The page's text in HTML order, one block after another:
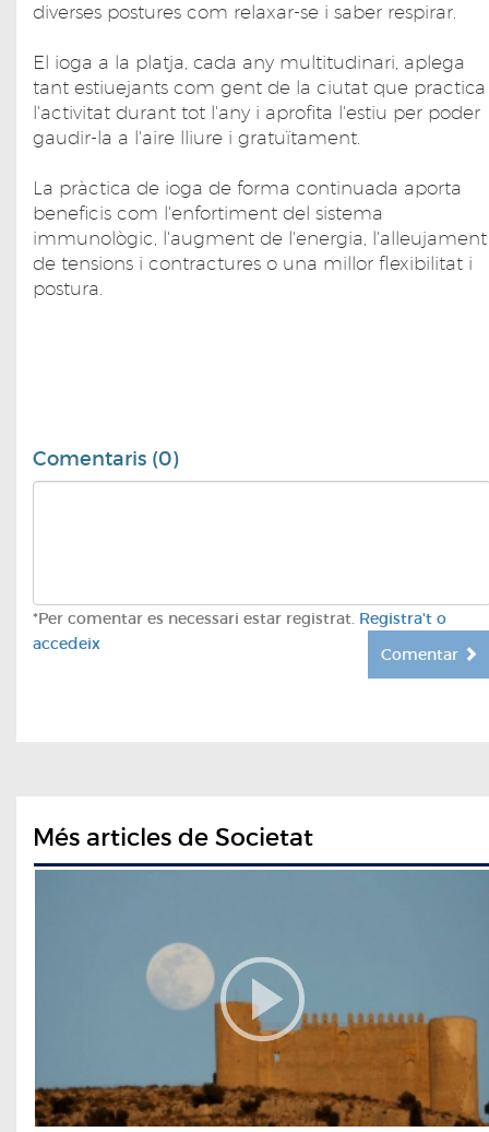
diverses postures com relaxar-se i saber respirar.
El ioga a la platja, cada any multitudinari, aplega
tant estiuejants com gent de la ciutat que practica
l'activitat durant tot l'any i aprofita l'estiu per poder
gaudir-la a l'aire lliure i gratuïtament.
La pràctica de ioga de forma continuada aporta
beneficis com l'enfortiment del sistema
immunològic, l'augment de l'energia, l'alleujament
de tensions i contractures o una millor flexibilitat i
postura.
Comentaris (0)
*Per comentar es necessari estar registrat. Registra't o
accedeix
Comentar
Més articles de Societat